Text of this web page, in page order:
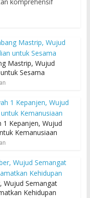
Mastrip, Wujud
Sesama
Kepanjen, Wujud
Kemanusiaan
Wujud Semangat
Kehidupan